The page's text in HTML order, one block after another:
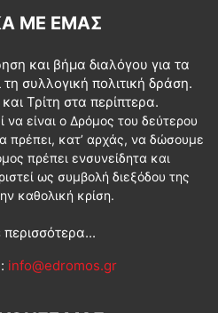
ΜΕ ΕΜΆΣ
και βήμα διαλόγου για τα
συλλογική πολιτική δράση.
Τρίτη στα περίπτερα.
να είναι ο Δρόμος του δεύτερου
πρέπει, κατ’ αρχάς, να δώσουμε
πρέπει ενσυνείδητα και
ως συμβολή διεξόδου της
καθολική κρίση.
περισσότερα...
info@edromos.gr